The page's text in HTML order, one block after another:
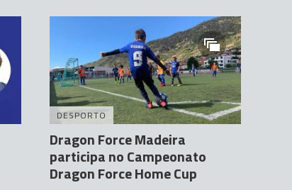
DESPORTO
Dragon Force Madeira
participa no Campeonato
Dragon Force Home Cup